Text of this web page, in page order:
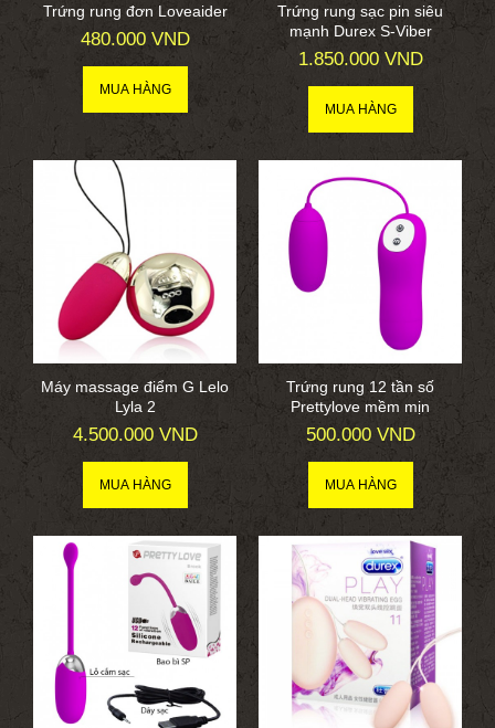
Trứng rung đơn Loveaider
480.000 VND
Trứng rung sạc pin siêu
mạnh Durex S-Viber
1.850.000 VND
Máy massage điểm G Lelo
Lyla 2
4.500.000 VND
Trứng rung 12 tần số
Prettylove mềm mịn
500.000 VND